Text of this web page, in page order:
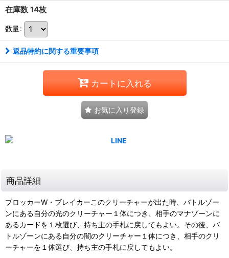
在庫数 14枚
数量:
返品特約に関する重要事項
カートに入れる
お気に入り登録
商品詳細
ブロッカーW・ブレイカーこのクリーチャーが出た時、バトルゾー
ンにある自分の光のクリーチャー１体につき、相手のマナゾーンに
あるカードを１枚選び、持ち主の手札に戻してもよい。その後、バ
トルゾーンにある自分の闇のクリーチャー１体につき、相手のクリ
ーチャーを１体選び、持ち主の手札に戻してもよい。